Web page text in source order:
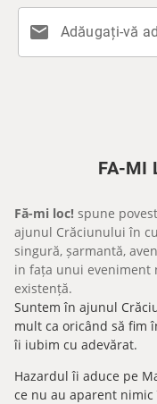
mail Adăugați-vă
FA-MI
Fă-mi loc! spune
ajunul Crăciunului în
singură, șarmantă,
in fața unui eveniment
existență.
Suntem în ajunul
mult ca oricând să fim
îi iubim cu adevărat.
Hazardul îi aduce pe
ce nu au aparent nimic